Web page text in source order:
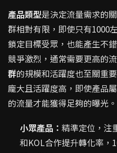
產品類型是決定流量需求的
群相對有限，即使只有1000
鎖定目標受眾，也能產生不
競爭激烈，通常需要更高的
群的規模和活躍度也至關重
龐大且活躍度高，即使產品
的流量才能獲得足夠的曝光。
小眾產品： 精準定位，注
和KOL合作提升轉化率，